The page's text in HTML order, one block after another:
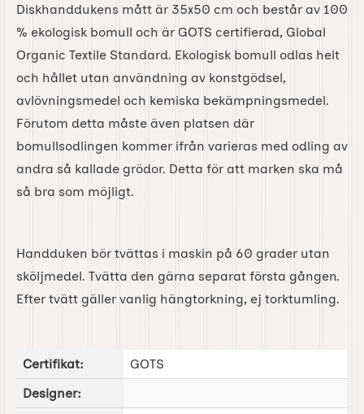
Diskhanddukens mått är 35x50 cm och består av 100
% ekologisk bomull och är GOTS certifierad, Global
Organic Textile Standard. Ekologisk bomull odlas helt
och hållet utan användning av konstgödsel,
avlövningsmedel och kemiska bekämpningsmedel.
Förutom detta måste även platsen där
bomullsodlingen kommer ifrån varieras med odling av
andra så kallade grödor. Detta för att marken ska må
så bra som möjligt.
Handduken bör tvättas i maskin på 60 grader utan
sköljmedel. Tvätta den gärna separat första gången.
Efter tvätt gäller vanlig hängtorkning, ej torktumling.
Certifikat:
GOTS
Designer: